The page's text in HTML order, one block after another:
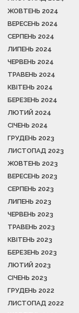
ЖОВТЕНЬ 2024
ВЕРЕСЕНЬ 2024
СЕРПЕНЬ 2024
ЛИПЕНЬ 2024
ЧЕРВЕНЬ 2024
ТРАВЕНЬ 2024
КВІТЕНЬ 2024
БЕРЕЗЕНЬ 2024
ЛЮТИЙ 2024
СІЧЕНЬ 2024
ГРУДЕНЬ 2023
ЛИСТОПАД 2023
ЖОВТЕНЬ 2023
ВЕРЕСЕНЬ 2023
СЕРПЕНЬ 2023
ЛИПЕНЬ 2023
ЧЕРВЕНЬ 2023
ТРАВЕНЬ 2023
КВІТЕНЬ 2023
БЕРЕЗЕНЬ 2023
ЛЮТИЙ 2023
СІЧЕНЬ 2023
ГРУДЕНЬ 2022
ЛИСТОПАД 2022